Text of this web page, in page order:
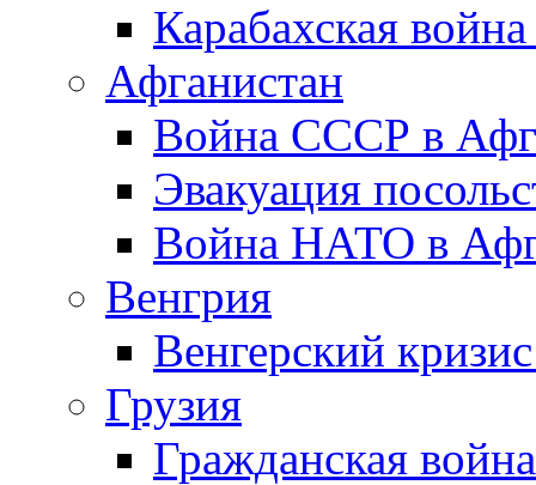
Карабахская
Афганистан
Война СССР в
Эвакуация
Война НАТО в
Венгрия
Венгерский
Грузия
Гражданская